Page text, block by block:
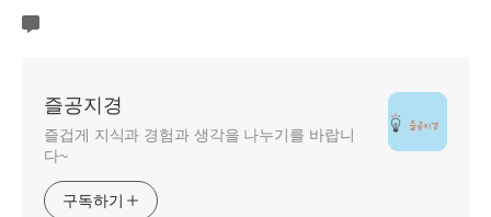
즐공지경
즐겁게 지식과 경험과 생각을 나누기를 바랍니
다~
구독하기